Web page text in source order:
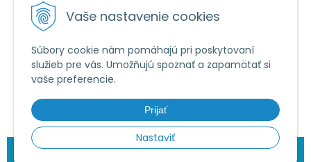
Vaše nastavenie cookies
Súbory cookie nám pomáhajú pri poskytovaní
služieb pre vás. Umožňujú spoznať a zapamätať si
vaše preferencie.
Prijať
Nastaviť
Máme toho veľa v sezóne, ak sa nedovoláte, píšte
prosím mail.
Tel.:034 / 20 20 444
E-mail:objednavky@vcelieule-bozik.sk
© 2026 Včelárske potreby | Božík •NextShop&e-shop Pohoda